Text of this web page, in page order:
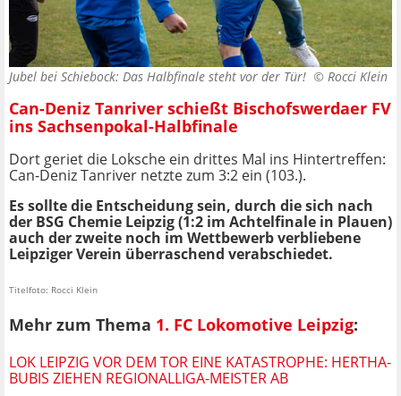
Jubel bei Schiebock: Das Halbfinale steht vor der Tür! © Rocci Klein
Can-Deniz Tanriver schießt Bischofswerdaer FV
ins Sachsenpokal-Halbfinale
Dort geriet die Loksche ein drittes Mal ins Hintertreffen:
Can-Deniz Tanriver netzte zum 3:2 ein (103.).
Es sollte die Entscheidung sein, durch die sich nach
der BSG Chemie Leipzig (1:2 im Achtelfinale in Plauen)
auch der zweite noch im Wettbewerb verbliebene
Leipziger Verein überraschend verabschiedet.
Titelfoto: Rocci Klein
Mehr zum Thema 1. FC Lokomotive Leipzig:
LOK LEIPZIG VOR DEM TOR EINE KATASTROPHE: HERTHA-
BUBIS ZIEHEN REGIONALLIGA-MEISTER AB